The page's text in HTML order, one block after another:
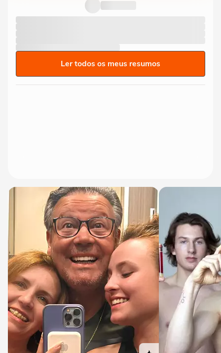
ao tentar embarcar em...
Ler todos os meus resumos